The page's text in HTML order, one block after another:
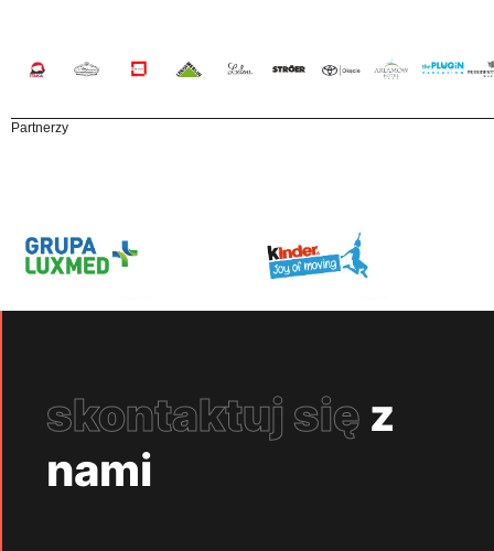
Partnerzy
skontaktuj się z
nami